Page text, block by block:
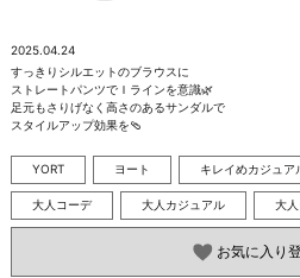
2025.04.24
すっきりシルエットのブラウスに
ストレートパンツでＩラインを意識🌿
足元もさりげなく高さのあるサンダルで
スタイルアップ効果を🩴
YORT ヨート キレイめカジュア
大人コーデ 大人カジュアル 大
お気に入り